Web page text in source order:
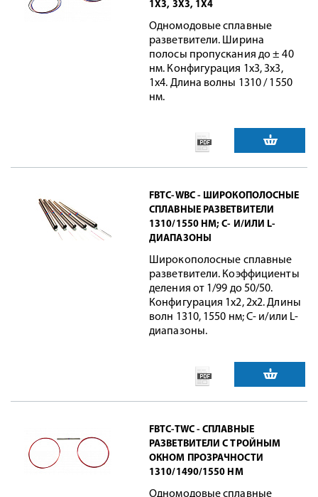
1Х3, 3Х3, 1Х4
Одномодовые сплавные
разветвители. Ширина
полосы пропускания до ± 40
нм. Конфигурация 1х3, 3х3,
1х4. Длина волны 1310 / 1550
нм.
FBTC-WBC - ШИРОКОПОЛОСНЫЕ
СПЛАВНЫЕ РАЗВЕТВИТЕЛИ
1310/1550 НМ; C- И/ИЛИ L-
ДИАПАЗОНЫ
Широкополосные сплавные
разветвители. Коэффициенты
деления от 1/99 до 50/50.
Конфигурация 1x2, 2x2. Длины
волн 1310, 1550 нм; C- и/или L-
диапазоны.
FBTC-TWC - СПЛАВНЫЕ
РАЗВЕТВИТЕЛИ С ТРОЙНЫМ
ОКНОМ ПРОЗРАЧНОСТИ
1310/1490/1550 НМ
Одномодовые сплавные